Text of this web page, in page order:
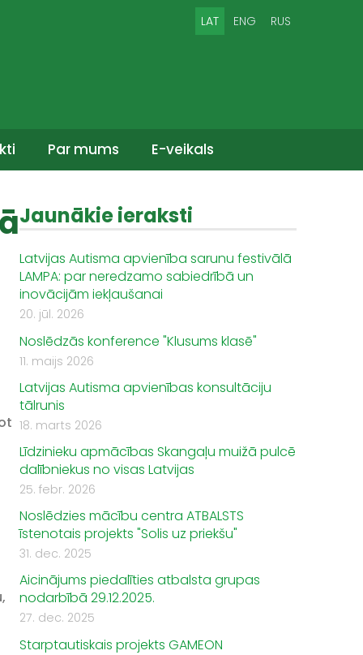
LAT ENG RUS
Par mums E-veikals
Jaunākie ieraksti
Latvijas Autisma apvienība sarunu festivālā
LAMPA: par neredzamo sabiedrībā un
inovācijām iekļaušanai
20. jūl. 2026
Noslēdzās konference "Klusums klasē"
11. maijs 2026
Latvijas Autisma apvienības konsultāciju
tālrunis
18. marts 2026
Līdzinieku apmācības Skangaļu muižā pulcē
dalībniekus no visas Latvijas
25. febr. 2026
Noslēdzies mācību centra ATBALSTS
īstenotais projekts "Solis uz priekšu"
31. dec. 2025
Aicinājums piedalīties atbalsta grupas
nodarbībā 29.12.2025.
27. dec. 2025
Starptautiskais projekts GAMEON